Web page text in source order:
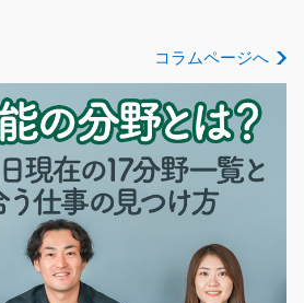
！紹介予定派遣も可能です！保育
1563円
気になる
動きのある仕事/t01_00247
コラムページへ